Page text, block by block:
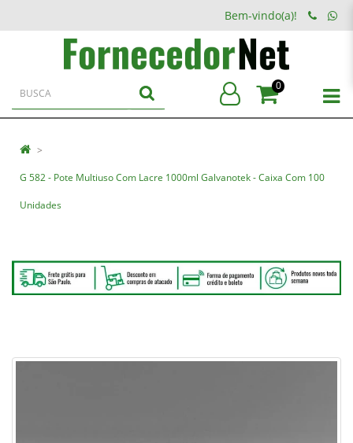
Bem-vindo(a)!
0
G 582 - Pote Multiuso Com Lacre 1000ml Galvanotek - Caixa Com 100
Unidades